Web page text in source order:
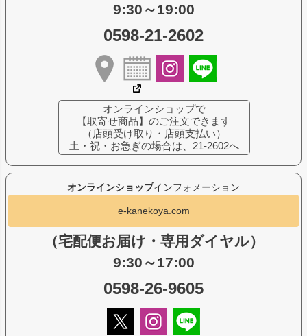
オンラインショップインフォメーション
e-kanekoya.com
（宅配便お届け・専用ダイヤル）
9:30～17:00
0598-26-9605
9:30～19:00
0598-21-2602
オンラインショップで
【取寄せ商品】のご注文できます
（店頭受け取り・店頭支払い）
土・祝・お急ぎの場合は、21-2602へ